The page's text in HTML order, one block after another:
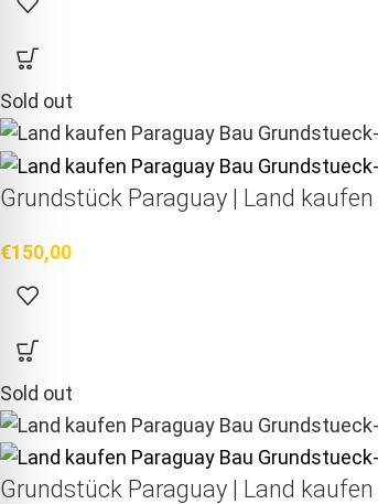
Sold out
Grundstück Paraguay | Land kaufen
€150,00
Sold out
Grundstück Paraguay | Land kaufen